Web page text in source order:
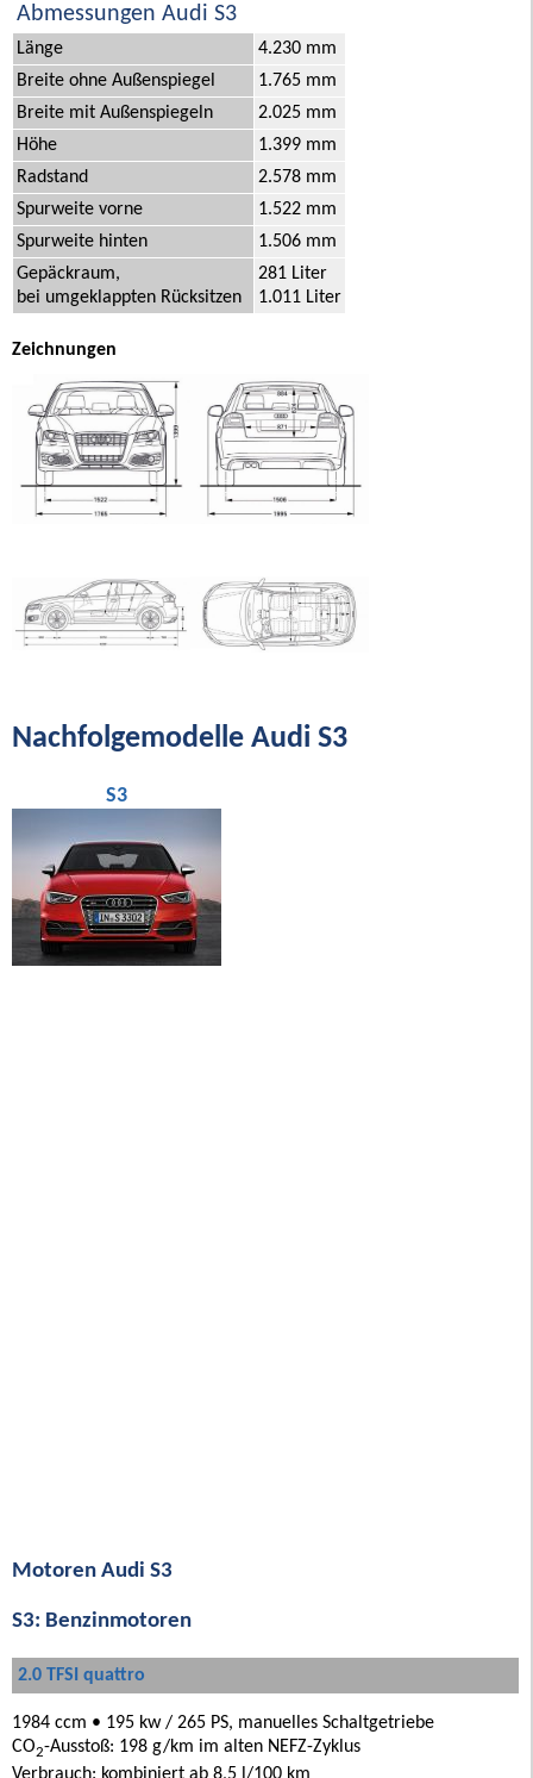
Abmessungen Audi S3
Länge
4.230 mm
Breite ohne Außenspiegel
1.765 mm
Breite mit Außenspiegeln
2.025 mm
Höhe
1.399 mm
Radstand
2.578 mm
Spurweite vorne
1.522 mm
Spurweite hinten
1.506 mm
Gepäckraum,
bei umgeklappten Rücksitzen
281 Liter
1.011 Liter
Zeichnungen
Nachfolgemodelle Audi S3
S3
Motoren Audi S3
S3: Benzinmotoren
2.0 TFSI quattro
1984 ccm • 195 kw / 265 PS, manuelles Schaltgetriebe
CO2-Ausstoß: 198 g/km im alten NEFZ-Zyklus